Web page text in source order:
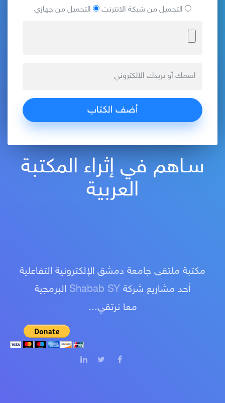
التحميل من شبكة الانترنت التحميل من جهازي
سـاهم في إثراء المكتبة
العربية
مكتبة ملتقى جامعة دمشق الإلكترونية التفاعلية
أحد مشاريع شركة Shabab SY البرمجية
معا نرتقي...